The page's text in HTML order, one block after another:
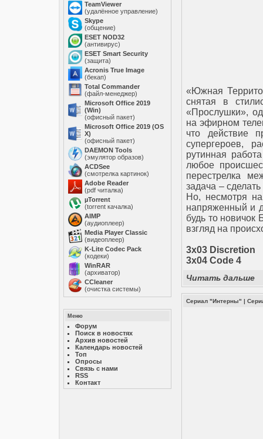
TeamViewer
(удалённое управление)
Skype
(общение)
ESET NOD32
(антивирус)
ESET Smart Security
(защита)
Acronis True Image
(бекап)
Total Commander
(файл-менеджер)
Microsoft Office 2019
(Win)
(офисный пакет)
Microsoft Office 2019 (OS
X)
(офисный пакет)
DAEMON Tools
(эмулятор образов)
ACDSee
(смотрелка картинок)
Adobe Reader
(pdf читалка)
µTorrent
(torrent качалка)
AIMP
(аудиоплеер)
Media Player Classic
(видеоплеер)
K-Lite Codec Pack
(кодеки)
WinRAR
(архиватор)
ССleaner
(очистка системы)
Меню
Форум
Поиск в новостях
Архив новостей
Календарь новостей
Топ
Опросы
Связь с нами
RSS
Контакт
«Южная
снятая в
«Прослушки»,
на эфирном
что действие
супергероев,
рутинная
любое
перестрелка
задача –
Но, несмотря
напряженный и
будь то
взгляд на
3x03 Discretion
3x04 Code 4
Читать дальше
Сериал "Интерны" |